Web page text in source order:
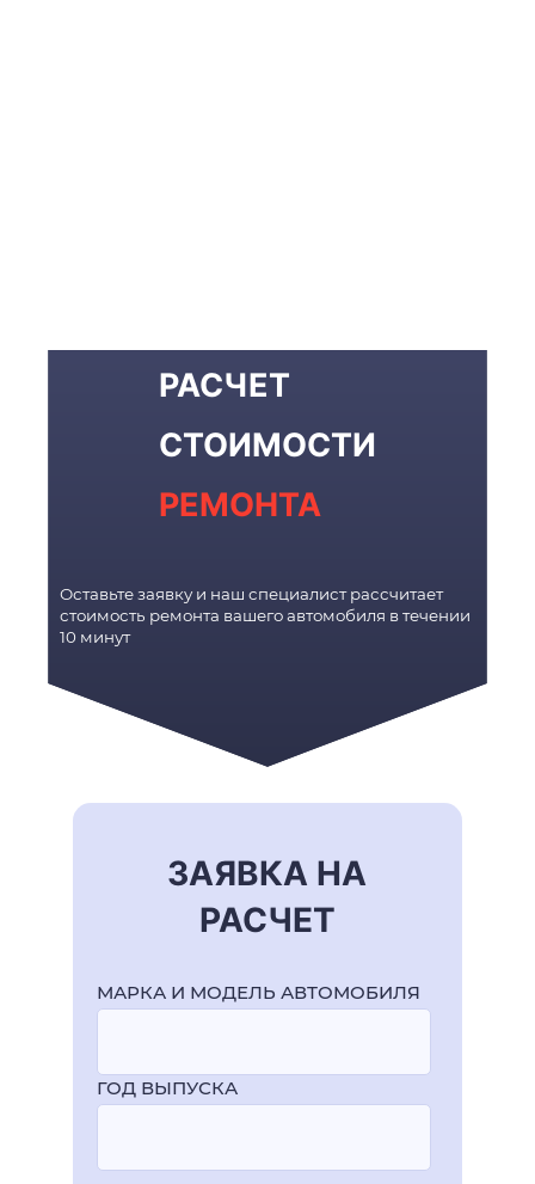
РАСЧЕТ
СТОИМОСТИ
РЕМОНТА
Оставьте заявку и наш специалист рассчитает
стоимость ремонта вашего автомобиля в течении
10 минут
ЗАЯВКА НА
РАСЧЕТ
МАРКА И МОДЕЛЬ АВТОМОБИЛЯ
ГОД ВЫПУСКА